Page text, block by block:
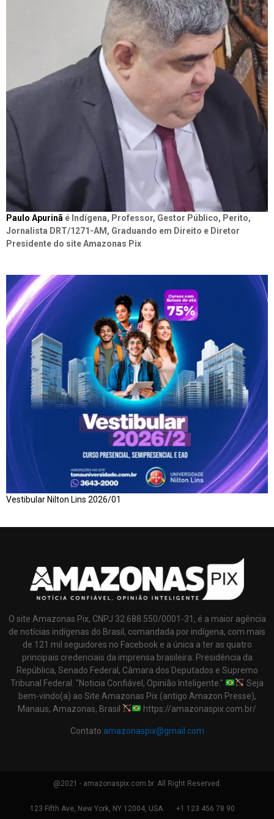
Paulo Apurinã é Indígena, Professor, Gestor Público, Perito,
Jornalista DRT/1271-AM, Graduando em Direito e Diretor
Presidente do site Amazonas Pix
Vestibular Nilton Lins 2026/01
O site Amazonas Pix, CNPJ 32.688.550/0001-31, é a maior agência
de notícias indígenas do Brasil, comandada por indígena, com mais
de 121 mil seguidores no Facebook e a única a ter as quatro
principais credenciais da imprensa brasileira: Presidência da
República, Senado Federal, Câmara dos Deputados e Supremo
Tribunal Federal. "Noticia Confiável, Opinião Inteligente."
Seja
bem-vindo(a) ao Site Amazonas Pix (antigo Amazon Presse),
Manaus, Amazonas, Brasil
https://amazonaspix.com.br/
Contato amazonaspix@gmail.com
@2021 - amazonaspix.com.br. All Right Reserved.
123 Fifth Ave, New York, NY 12004, USA. +1 123 456 78 90